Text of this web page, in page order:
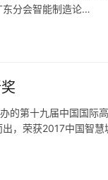
东分会智能制造论…
的第十九届中国国际
，荣获2017中国智